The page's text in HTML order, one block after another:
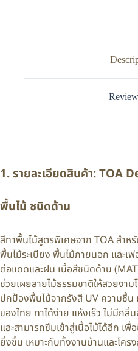
1. รายละเอียดสินค้า: TOA
พื้นไม้ ชนิดด้าน
สีทาพื้นไม้สูตรพิเศษจาก TOA สำห
พื้นไม้ระเบียง พื้นไม้ภายนอก และเ
ต่อแดดและฝน เนื้อสีชนิดด้าน
ช่วยเผยลายไม้ธรรมชาติให้สวยง
ปกป้องพื้นไม้จากรังสี UV ความชื้น
ของไทย ทาได้ง่าย แห้งเร็ว ไม่มีกลิ่
และสามารถซึมเข้าสู่เนื้อไม้ได้ลึก เ
ยิ่งขึ้น เหมาะกับทั้งงานบ้านและโคร